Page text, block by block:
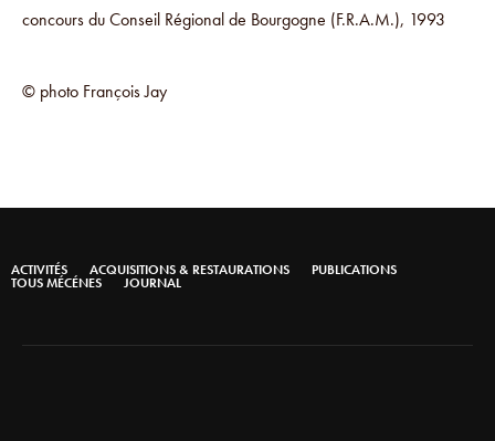
concours du Conseil Régional de Bourgogne (F.R.A.M.), 1993
© photo François Jay
ACTIVITÉS ACQUISITIONS & RESTAURATIONS PUBLICATIONS
TOUS MÉCÉNES JOURNAL